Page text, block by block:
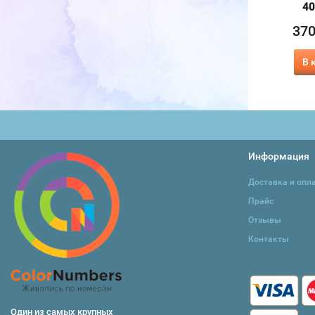
40х50 см
В
Один из самых крупных
Информация
Доставка и
Прайс
Отзывы
Контакты